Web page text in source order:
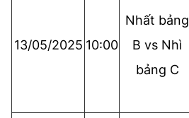
13/05/2025 10:00
Nhất bảng
B vs Nhì
bảng C